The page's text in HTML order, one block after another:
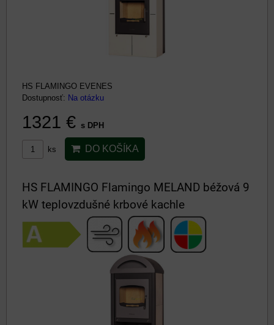
HS FLAMINGO EVENES
Dostupnosť: Na otázku
1321 € s DPH
ks DO KOŠÍKA
HS FLAMINGO Flamingo MELAND béžová 9
kW teplovzdušné krbové kachle